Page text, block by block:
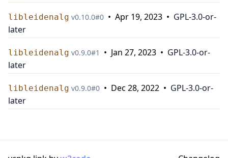
libleidenalg v0.10.0#0 • Apr 19, 2023 • GPL-3.0-or-
later
libleidenalg v0.9.0#1 • Jan 27, 2023 • GPL-3.0-or-
later
libleidenalg v0.9.0#0 • Dec 28, 2022 • GPL-3.0-or-
later